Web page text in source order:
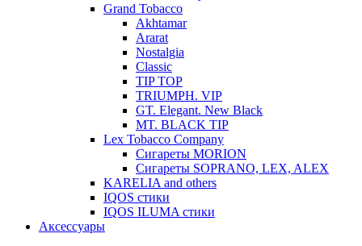
Grand Tobacco
Akhtamar
Ararat
Nostalgia
Classic
TIP TOP
TRIUMPH. VIP
GT. Elegant. New Black
MT. BLACK TIP
Lex Tobacco Company
Сигареты MORION
Сигареты SOPRANO, LEX, ALEX
KARELIA and others
IQOS стики
IQOS ILUMA стики
Аксессуары